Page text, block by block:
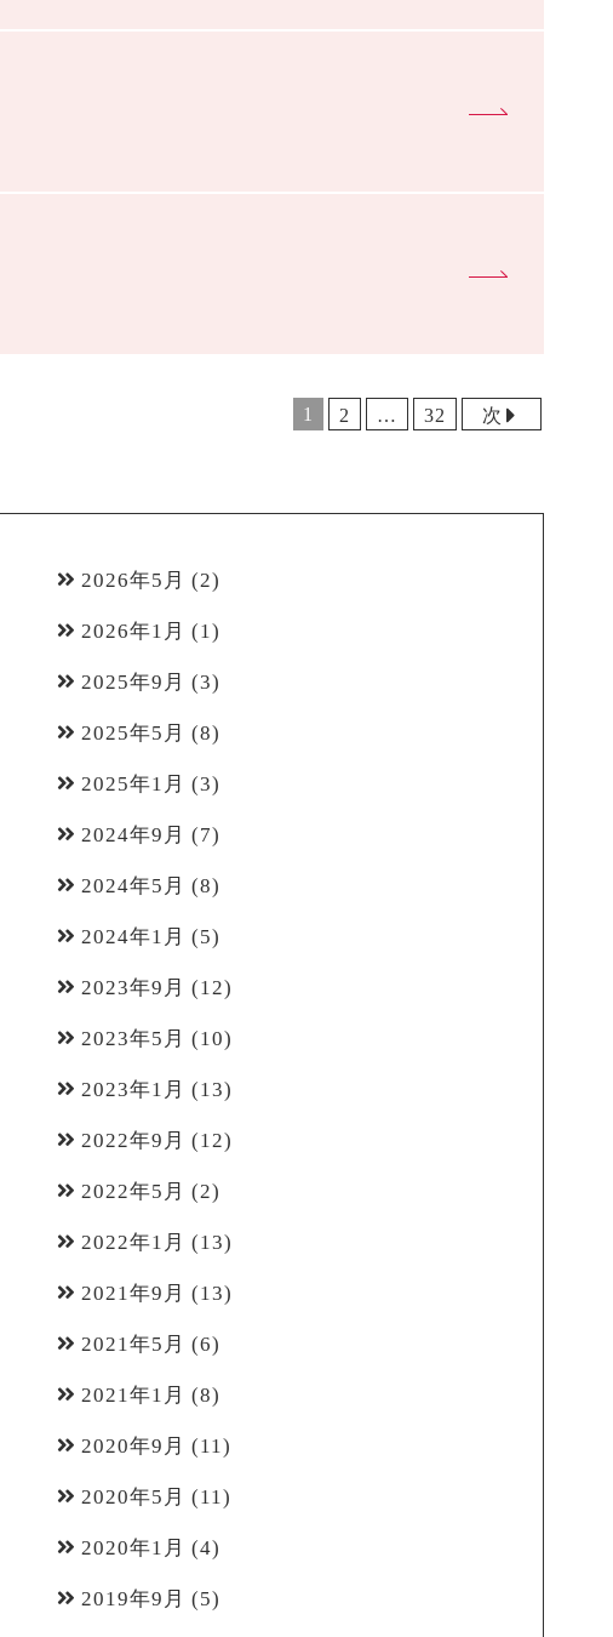
1 2 … 32 次
2026年5月 (2)
2026年1月 (1)
2025年9月 (3)
2025年5月 (8)
2025年1月 (3)
2024年9月 (7)
2024年5月 (8)
2024年1月 (5)
2023年9月 (12)
2023年5月 (10)
2023年1月 (13)
2022年9月 (12)
2022年5月 (2)
2022年1月 (13)
2021年9月 (13)
2021年5月 (6)
2021年1月 (8)
2020年9月 (11)
2020年5月 (11)
2020年1月 (4)
2019年9月 (5)